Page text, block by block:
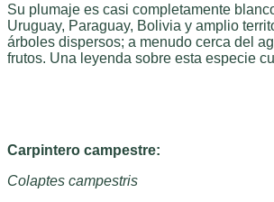
Su plumaje es casi completamente
Uruguay, Paraguay, Bolivia y amplio
árboles dispersos; a menudo cerca del
frutos. Una leyenda sobre esta especie
Carpintero campestre:
Colaptes campestris